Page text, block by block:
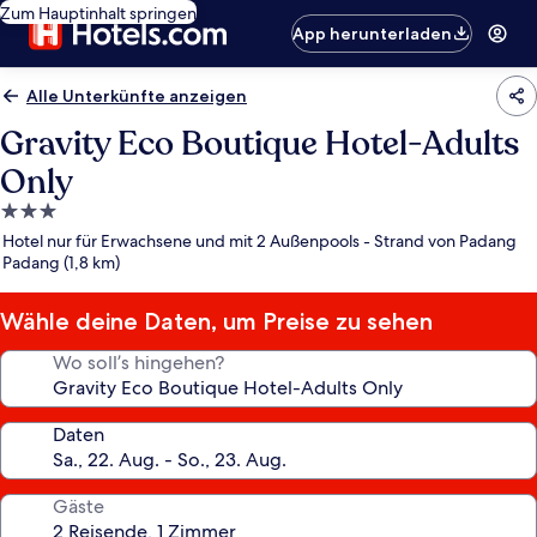
Zum Hauptinhalt springen
App herunterladen
Alle Unterkünfte anzeigen
Gravity Eco Boutique Hotel-Adults
Only
3.0-
Sterne-
Unterkunft
Hotel nur für Erwachsene und mit 2 Außenpools - Strand von Padang
Padang (1,8 km)
Wähle deine Daten, um Preise zu sehen
Wo soll’s hingehen?
Daten
Gäste